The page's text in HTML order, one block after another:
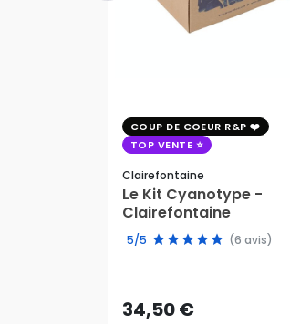
COUP DE COEUR R&P
TOP VENTE
Clairefontaine
Le Kit Cyanotype -
Clairefontaine
5/5 (6 avis)
34,50 €AJOUTER AU PANIER